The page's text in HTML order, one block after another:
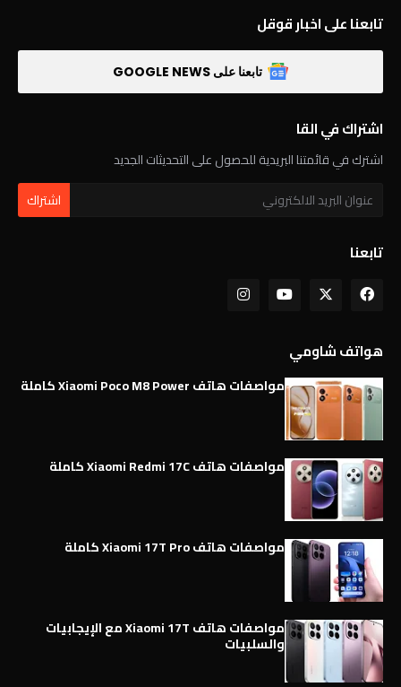
تابعنا على اخبار قوقل
تابعنا على GOOGLE NEWS
اشتراك في القا
اشترك في قائمتنا البريدية للحصول على التحديثات الجديد
تابعنا
هواتف شاومي
مواصفات هاتف Xiaomi Poco M8 Power كاملة
مواصفات هاتف Xiaomi Redmi 17C كاملة
مواصفات هاتف Xiaomi 17T Pro كاملة
مواصفات هاتف Xiaomi 17T مع الإيجابيات
والسلبيات